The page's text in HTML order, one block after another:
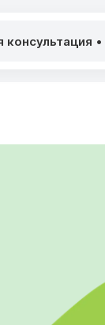
консультация •